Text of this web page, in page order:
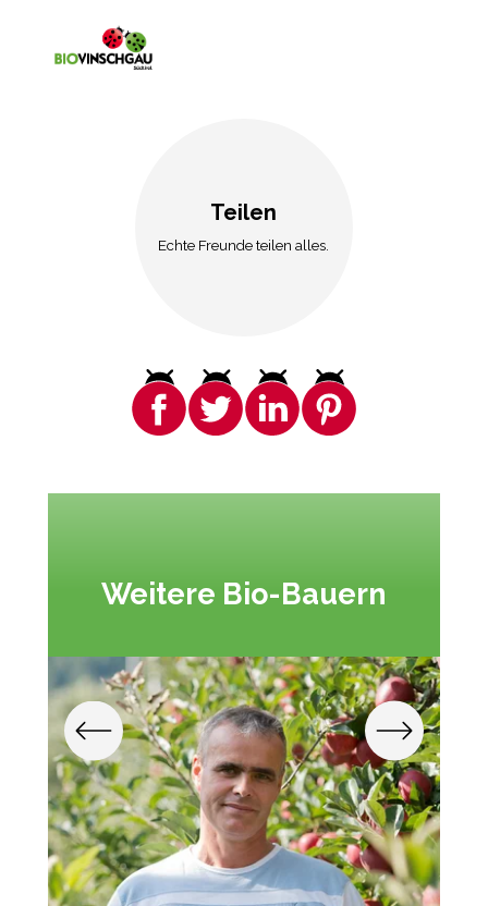
Teilen
Echte Freunde teilen alles.
Weitere Bio-Bauern